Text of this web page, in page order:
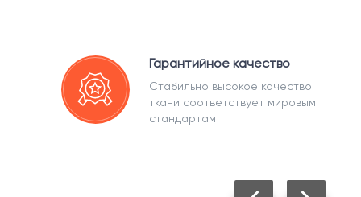
Гарантийное качество
Стабильно высокое качество
ткани соответствует мировым
стандартам